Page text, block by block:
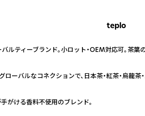
teplo
ルティーブランド。小ロット・OEM対応可。茶
ローバルなコネクションで、日本茶・紅茶・烏龍
がける香料不使用のブレンド。